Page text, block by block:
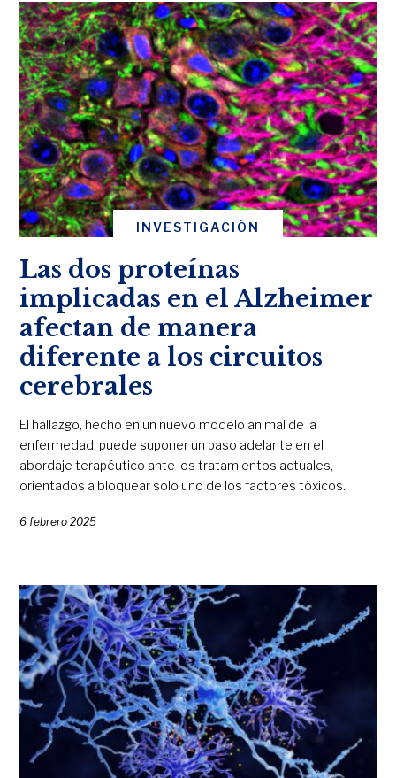
INVESTIGACIÓN
Las dos proteínas
implicadas en el Alzheimer
afectan de manera
diferente a los circuitos
cerebrales
El hallazgo, hecho en un nuevo modelo animal de la
enfermedad, puede suponer un paso adelante en el
abordaje terapéutico ante los tratamientos actuales,
orientados a bloquear solo uno de los factores tóxicos.
6 febrero 2025